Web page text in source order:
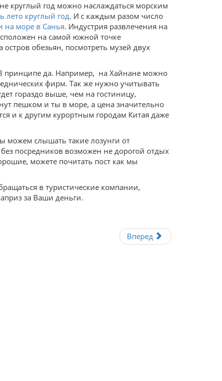
круглый год можно наслаждаться морским
лето круглый год. И с каждым разом число
на море в Санья. Индустрия развлечения на
на самой южной точке
обезьян, посмотреть музей двух
принципе да. Например, на Хайнане можно
фирм. Так же нужно учитывать
гораздо выше, чем на гостиницу,
пешком и ты в море, а цена значительно
и к другим курортным городам Китая даже
можем слышать такие лозунги от
посредников возможен не дорогой отдых
можете почитать пост как мы
в туристические компании,
за Ваши деньги.
Вперед